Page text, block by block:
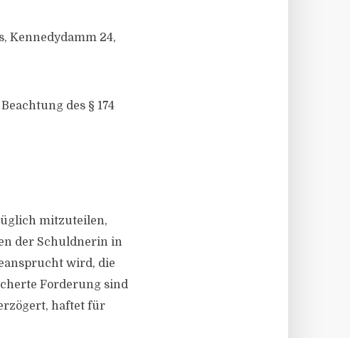
Kennedydamm 24,
des § 174
mitzuteilen,
der Schuldnerin in
wird, die
Forderung sind
haftet für